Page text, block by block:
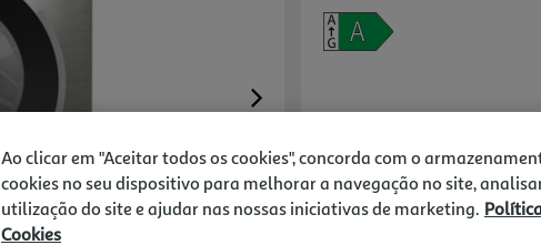
Next
facilmente a rotina de
ajusta automaticamente
controlar a máquina pelo
para escolher o programa
tranquilidade, inclui ainda
aquelas peças esquecidas
em aço antidedadas,
Ao clicar em "Aceitar todos os cookies", concorda com o
cookies no seu dispositivo para melhorar a navegação no site,
utilização do site e ajudar nas nossas iniciativas de marketing.
Cookies